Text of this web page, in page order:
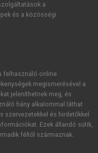
akcióiról.
Zrt. újdonságairól,
a
és a közösségi
felhasználó online
megismerésével a
jeleníthetnek meg, és
hány alkalommal láthat
szervezetekkel és hirdetőkkel
Ezek állandó sütik,
féltől származnak.